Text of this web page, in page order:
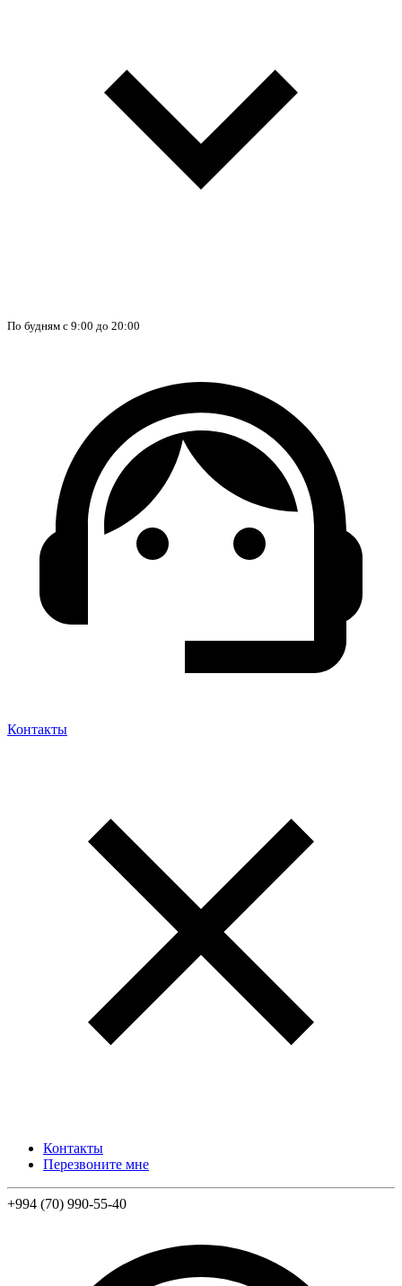
По будням с 9:00 до 20:00
Контакты
Контакты
Перезвоните мне
+994 (70) 990-55-40